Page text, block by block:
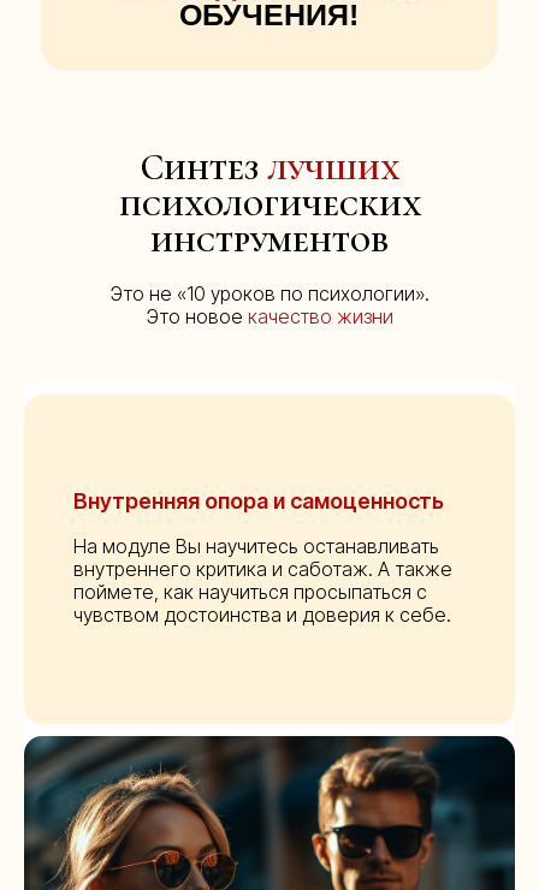
ОБУЧЕНИЯ!
Синтез лучших
психологических
инструментов
Это не «10 уроков по психологии».
Это новое качество жизни
Внутренняя опора и самоценность
На модуле Вы научитесь останавливать
внутреннего критика и саботаж. А также
поймете, как научиться просыпаться с
чувством достоинства и доверия к себе.